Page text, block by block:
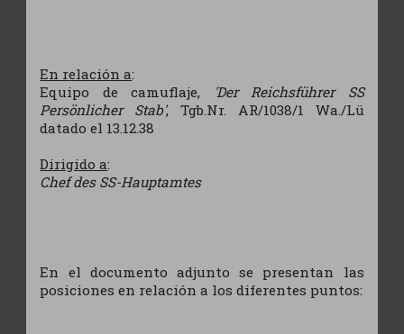
En relación a:
Equipo de camuflaje,
'Der Reichsführer SS
Persönlicher Stab', Tgb.Nr. AR/1038/1 Wa./Lü
datado el 13.12.38
Dirigido a:
Chef des SS-Hauptamtes
En el documento adjunto se presentan las
posiciones en relación a los diferentes puntos: